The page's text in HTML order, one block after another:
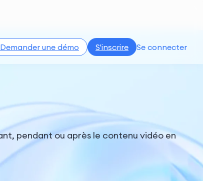
Demander une démo S'inscrire Se connecter
pendant ou après le contenu vidéo en